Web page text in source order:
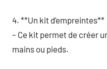
4. **Un kit d’empreintes**
– Ce kit permet de créer
mains ou pieds.